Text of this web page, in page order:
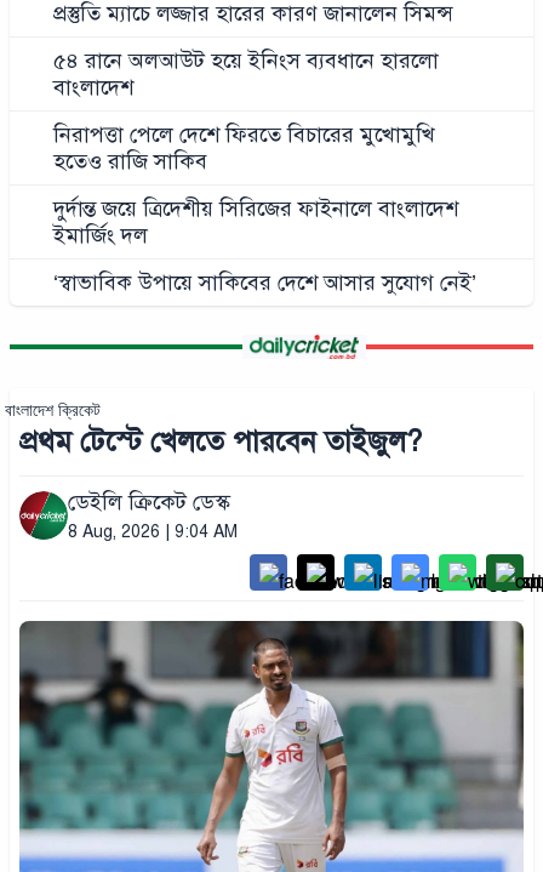
প্রস্তুতি ম্যাচে লজ্জার হারের কারণ জানালেন সিমন্স
৫৪ রানে অলআউট হয়ে ইনিংস ব্যবধানে হারলো
বাংলাদেশ
নিরাপত্তা পেলে দেশে ফিরতে বিচারের মুখোমুখি
হতেও রাজি সাকিব
দুর্দান্ত জয়ে ত্রিদেশীয় সিরিজের ফাইনালে বাংলাদেশ
ইমার্জিং দল
‘স্বাভাবিক উপায়ে সাকিবের দেশে আসার সুযোগ নেই’
বাংলাদেশ ক্রিকেট
প্রথম টেস্টে খেলতে পারবেন তাইজুল?
ডেইলি ক্রিকেট ডেস্ক
8 Aug, 2026 | 9:04 AM